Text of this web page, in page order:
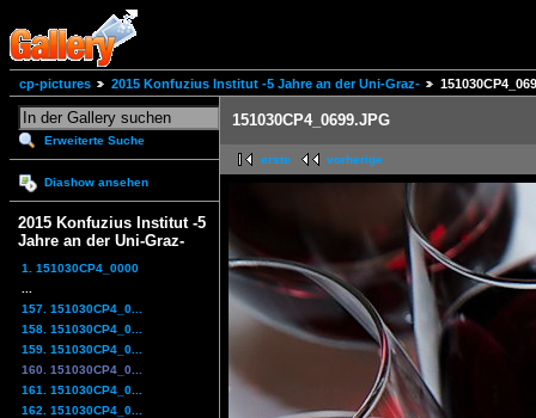
cp-pictures 2015 Konfuzius Institut -5 Jahre an der Uni-Graz-
Erweiterte Suche
Diashow ansehen
2015 Konfuzius Institut -5
Jahre an der Uni-Graz-
1. 151030CP4_0000
157. 151030CP4_0...
158. 151030CP4_0...
159. 151030CP4_0...
160. 151030CP4_0...
161. 151030CP4_0...
162. 151030CP4_0...
151030CP4_0699.JPG
erste vorherige